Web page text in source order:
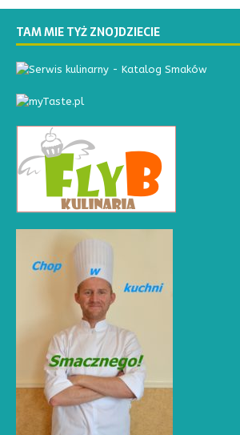
TAM MIE TYŻ ZNOJDZIECIE